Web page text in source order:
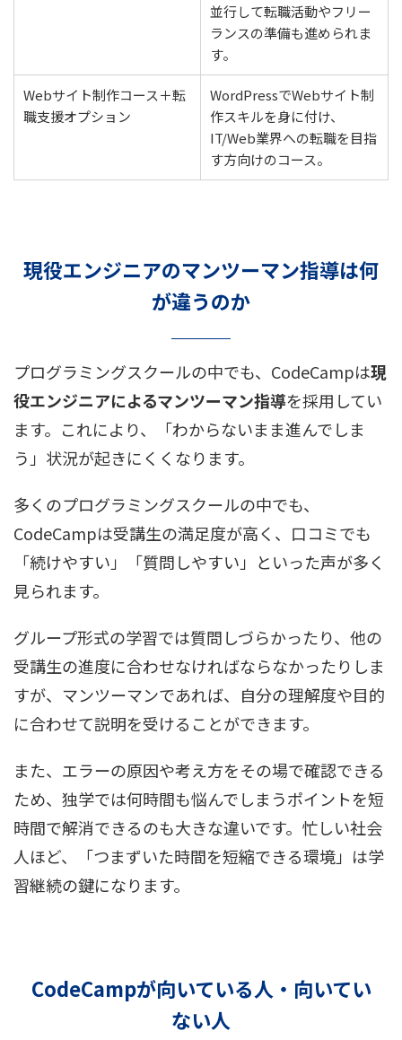
並行して転職活動やフリー
ランスの準備も進められま
す。
Webサイト制作コース＋転
職支援オプション
WordPressでWebサイト制
作スキルを身に付け、
IT/Web業界への転職を目指
す方向けのコース。
現役エンジニアのマンツーマン指導は何
が違うのか
プログラミングスクールの中でも、CodeCampは現
役エンジニアによるマンツーマン指導を採用してい
ます。これにより、「わからないまま進んでしま
う」状況が起きにくくなります。
多くのプログラミングスクールの中でも、
CodeCampは受講生の満足度が高く、口コミでも
「続けやすい」「質問しやすい」といった声が多く
見られます。
グループ形式の学習では質問しづらかったり、他の
受講生の進度に合わせなければならなかったりしま
すが、マンツーマンであれば、自分の理解度や目的
に合わせて説明を受けることができます。
また、エラーの原因や考え方をその場で確認できる
ため、独学では何時間も悩んでしまうポイントを短
時間で解消できるのも大きな違いです。忙しい社会
人ほど、「つまずいた時間を短縮できる環境」は学
習継続の鍵になります。
CodeCampが向いている人・向いてい
ない人